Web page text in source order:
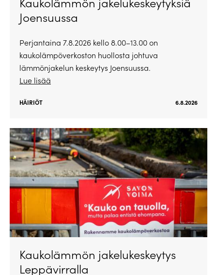
Joensuussa
Perjantaina 7.8.2026 kello 8.00–13.00 on
kaukolämpöverkoston huollosta johtuva
lämmönjakelun keskeytys Joensuussa.
Lue lisää
HÄIRIÖT 6.8.2026
Kaukolämmön jakelukeskeytys
Leppävirralla